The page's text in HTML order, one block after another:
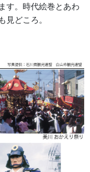
す。時代絵巻とあわ
見どころ。